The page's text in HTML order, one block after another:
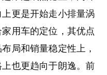
更是开始走小排量涡
用车的定位，其优点
局和销量稳定性上，
也更趋向于朗逸。前